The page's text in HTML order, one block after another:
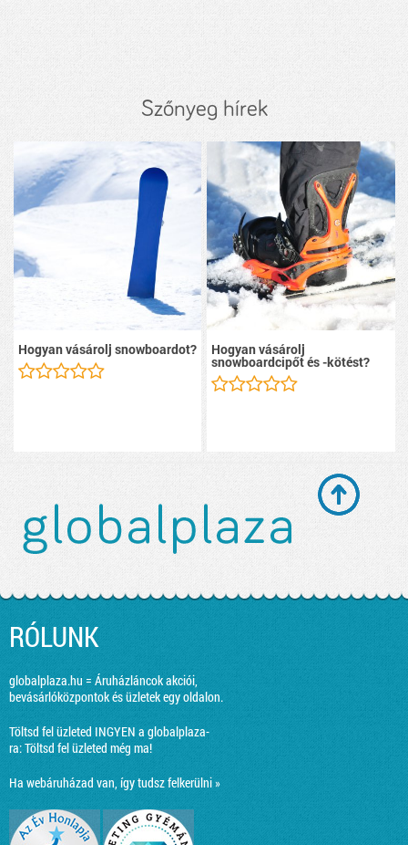
Szőnyeg hírek
Hogyan vásárolj snowboardot? Hogyan vásárolj
snowboardcipőt és -kötést?
RÓLUNK
globalplaza.hu = Áruházláncok akciói,
bevásárlóközpontok és üzletek egy oldalon.
Töltsd fel üzleted INGYEN a globalplaza-
ra:Töltsd fel üzleted még ma!
Ha webáruházad van, így tudsz felkerülni »